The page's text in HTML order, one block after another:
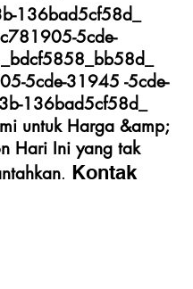
5cde-
5cde-31945 -5cde-
136bad5cf58d_
untuk Harga &amp;
Hari Ini yang tak
. Kontak